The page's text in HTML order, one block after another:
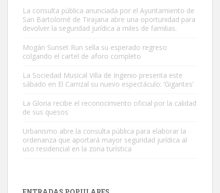
Adopción urgente
hembra, 4 años. Por motivos personales ...
Leales.org » Gran Canaria
La consulta pública anunciada por el Ayuntamiento de
San Bartolomé de Tirajana abre una oportunidad para
devolver la seguridad jurídica a miles de familias.
Mogán Sunset Run sella su esperado regreso
colgando el cartel de aforo completo
La Sociedad Musical Villa de Ingenio presenta este
sábado en El Carrizal su nuevo espectáculo: ‘Gigantes’
La Gloria recibe el reconocimiento oficial por la calidad
de sus quesos
Urbanismo abre la consulta pública para elaborar la
ordenanza que aportará mayor seguridad jurídica al
uso residencial en la zona turística